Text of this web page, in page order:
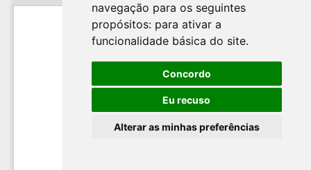
navegação para os seguintes
propósitos: para ativar a
funcionalidade básica do site.
Concordo
Eu recuso
Alterar as minhas preferências